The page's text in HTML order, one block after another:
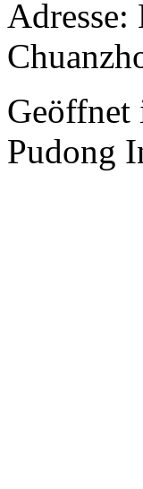
Geöffnet
Pudong